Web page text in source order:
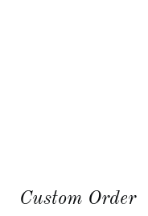
Custom Order